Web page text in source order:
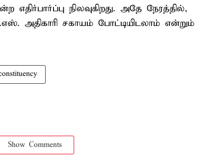
நிலவுகிறது. அதே நேரத்தில்,
அதிகாரி சகாயம் போட்டியிடலாம் என்றும்
Show Comments